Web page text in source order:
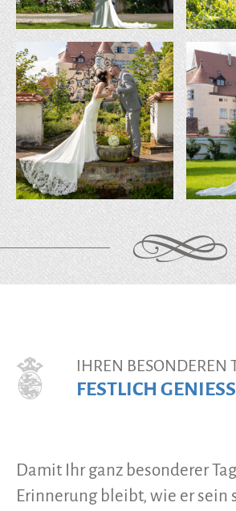
IHREN BESONDEREN
FESTLICH
Damit Ihr ganz besonderer
Erinnerung bleibt, wie er sein